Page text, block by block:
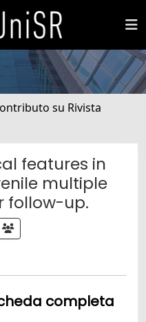
su Rivista
features in
multiple
follow-up.
completa